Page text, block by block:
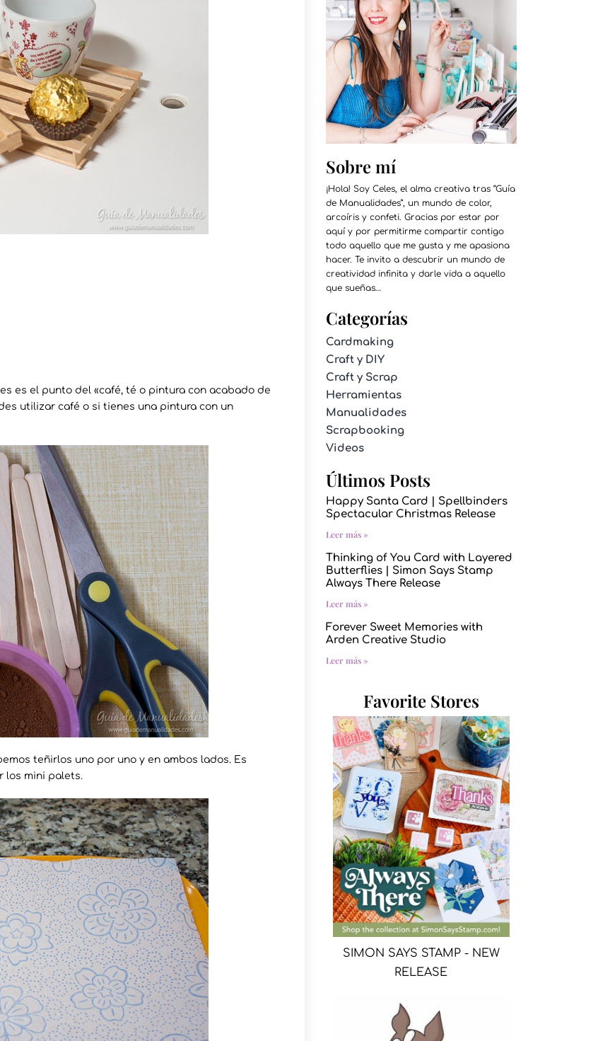
es el punto del «café, té o pintura con acabado de
utilizar café o si tienes una pintura con un
teñirlos uno por uno y en ambos lados. Es
los mini palets.
Sobre mí
¡Hola! Soy Celes, el alma creativa tras “Guía
de Manualidades”, un mundo de color,
arcoíris y confeti. Gracias por estar por
aquí y por permitirme compartir contigo
todo aquello que me gusta y me apasiona
hacer. Te invito a descubrir un mundo de
creatividad infinita y darle vida a aquello
que sueñas…
Categorías
Cardmaking
Craft y DIY
Craft y Scrap
Herramientas
Manualidades
Scrapbooking
Videos
Últimos Posts
Happy Santa Card | Spellbinders
Spectacular Christmas Release
Leer más »
Thinking of You Card with Layered
Butterflies | Simon Says Stamp
Always There Release
Leer más »
Forever Sweet Memories with
Arden Creative Studio
Leer más »
Favorite Stores
SIMON SAYS STAMP - NEW
RELEASE